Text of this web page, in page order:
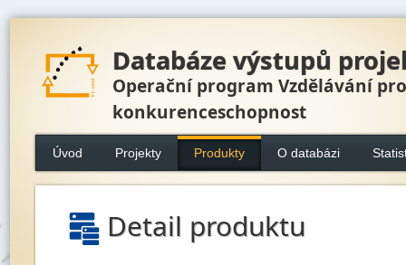
Databáze výstupů
Operační program Vzdělávání pro
konkurenceschopnost
Úvod Projekty Produkty O databázi
Detail produktu